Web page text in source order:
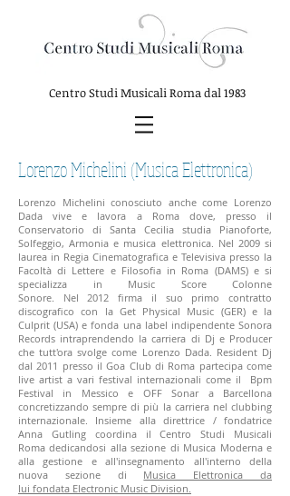
Centro Studi Musicali Romadal 1983
Lorenzo Michelini (Musica Elettronica)
Lorenzo Michelini conosciuto anche come Lorenzo
Dada vive e lavora a Roma dove, presso il
Conservatorio di Santa Cecilia studia Pianoforte,
Solfeggio, Armonia e musica elettronica. Nel 2009 si
laurea in Regia Cinematografica e Televisiva presso la
Facoltà di Lettere e Filosofia in Roma (DAMS) e si
specializza in Music Score Colonne
Sonore. Nel 2012 firma il suo primo contratto
discografico con la Get Physical Music (GER) e la
Culprit (USA) e fonda una label indipendente Sonora
Records intraprendendo la carriera di Dj e Producer
che tutt'ora svolge come Lorenzo Dada. Resident Dj
dal 2011 presso il Goa Club di Roma partecipa come
live artist a vari festival internazionali come il Bpm
Festival in Messico e OFF Sonar a Barcellona
concretizzando sempre di più la carriera nel clubbing
internazionale. Insieme alla direttrice / fondatrice
Anna Gutling coordina il Centro Studi Musicali
Roma dedicandosi alla sezione di Musica Moderna e
alla gestione e all'insegnamento all'interno della
nuova sezione di Musica Elettronica da
lui fondata Electronic Music Division.